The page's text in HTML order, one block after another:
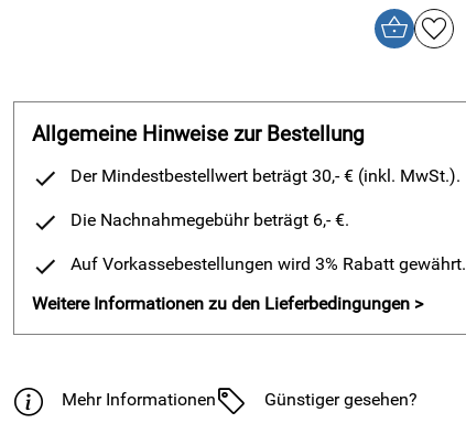
Allgemeine Hinweise zur Bestellung
Der Mindestbestellwert beträgt 30,- € (inkl. MwSt.).
Die Nachnahmegebühr beträgt 6,- €.
Auf Vorkassebestellungen wird 3% Rabatt gewährt.
Weitere Informationen zu den Lieferbedingungen >
Mehr Informationen Günstiger gesehen?